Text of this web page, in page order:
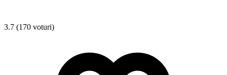
3.7 (170 voturi)